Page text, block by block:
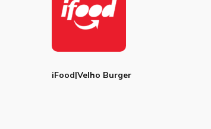
iFood|Velho Burger